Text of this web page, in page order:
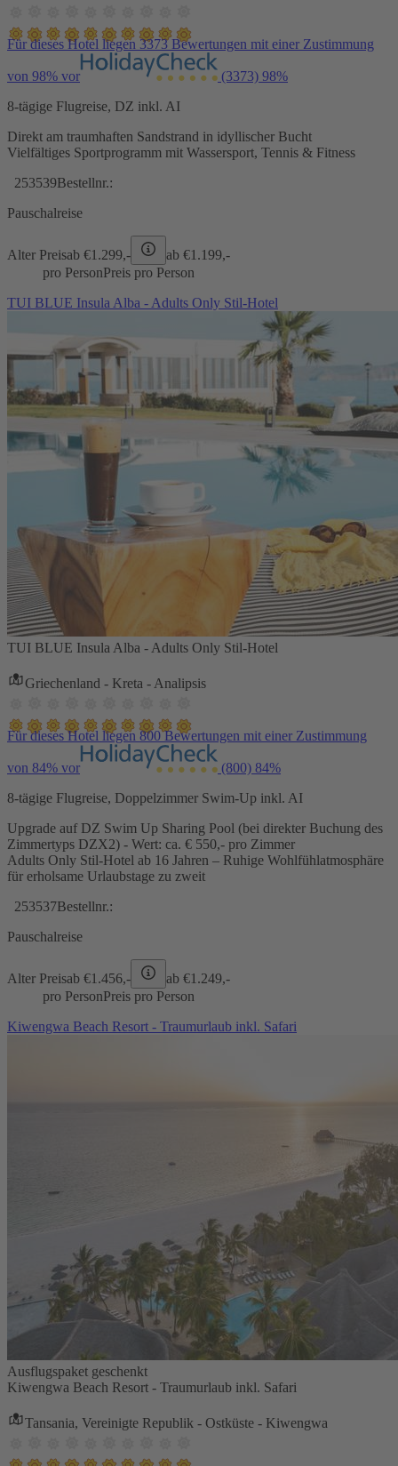
Für dieses Hotel liegen 3373 Bewertungen mit einer Zustimmung
von 98% vor (3373) 98%
8-tägige Flugreise, DZ inkl. AI
Direkt am traumhaften Sandstrand in idyllischer Bucht
Vielfältiges Sportprogramm mit Wassersport, Tennis & Fitness
253539Bestellnr.:
Pauschalreise
Alter Preisab €1.299,- ab €1.199,-
pro PersonPreis pro Person
TUI BLUE Insula Alba - Adults Only Stil-Hotel
TUI BLUE Insula Alba - Adults Only Stil-Hotel
Griechenland - Kreta - Analipsis
Für dieses Hotel liegen 800 Bewertungen mit einer Zustimmung
von 84% vor (800) 84%
8-tägige Flugreise, Doppelzimmer Swim-Up inkl. AI
Upgrade auf DZ Swim Up Sharing Pool (bei direkter Buchung des
Zimmertyps DZX2) - Wert: ca. € 550,- pro Zimmer
Adults Only Stil-Hotel ab 16 Jahren – Ruhige Wohlfühlatmosphäre
für erholsame Urlaubstage zu zweit
253537Bestellnr.:
Pauschalreise
Alter Preisab €1.456,- ab €1.249,-
pro PersonPreis pro Person
Kiwengwa Beach Resort - Traumurlaub inkl. Safari
Ausflugspaket geschenkt
Kiwengwa Beach Resort - Traumurlaub inkl. Safari
Tansania, Vereinigte Republik - Ostküste - Kiwengwa